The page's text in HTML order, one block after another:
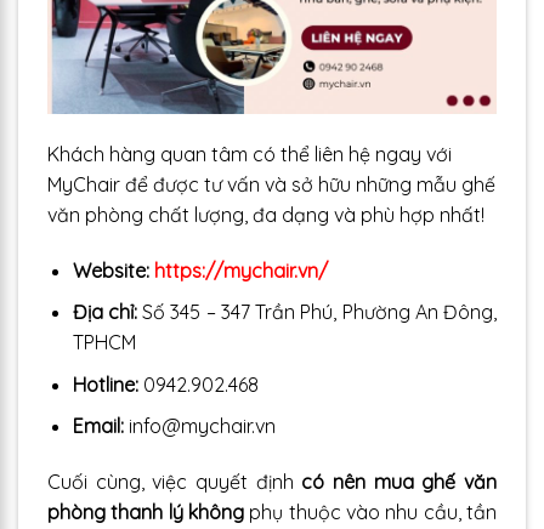
Khách hàng quan tâm có thể liên hệ ngay với
MyChair để được tư vấn và sở hữu những mẫu ghế
văn phòng chất lượng, đa dạng và phù hợp nhất!
Website: https://mychair.vn/
Địa chỉ: Số 345 – 347 Trần Phú, Phường An Đông,
TPHCM
Hotline:0942.902.468
Email: info@mychair.vn
Cuối cùng, việc quyết định có nên mua ghế văn
phòng thanh lý không phụ thuộc vào nhu cầu, tần